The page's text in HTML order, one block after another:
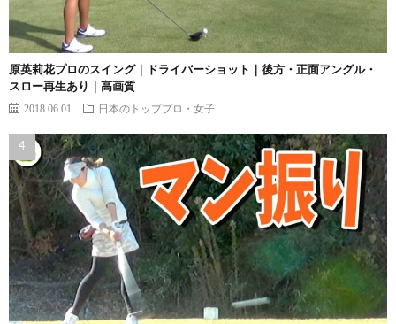
原英莉花プロのスイング｜ドライバーショット｜後方・正面アングル・
スロー再生あり｜高画質
2018.06.01 日本のトッププロ・女子